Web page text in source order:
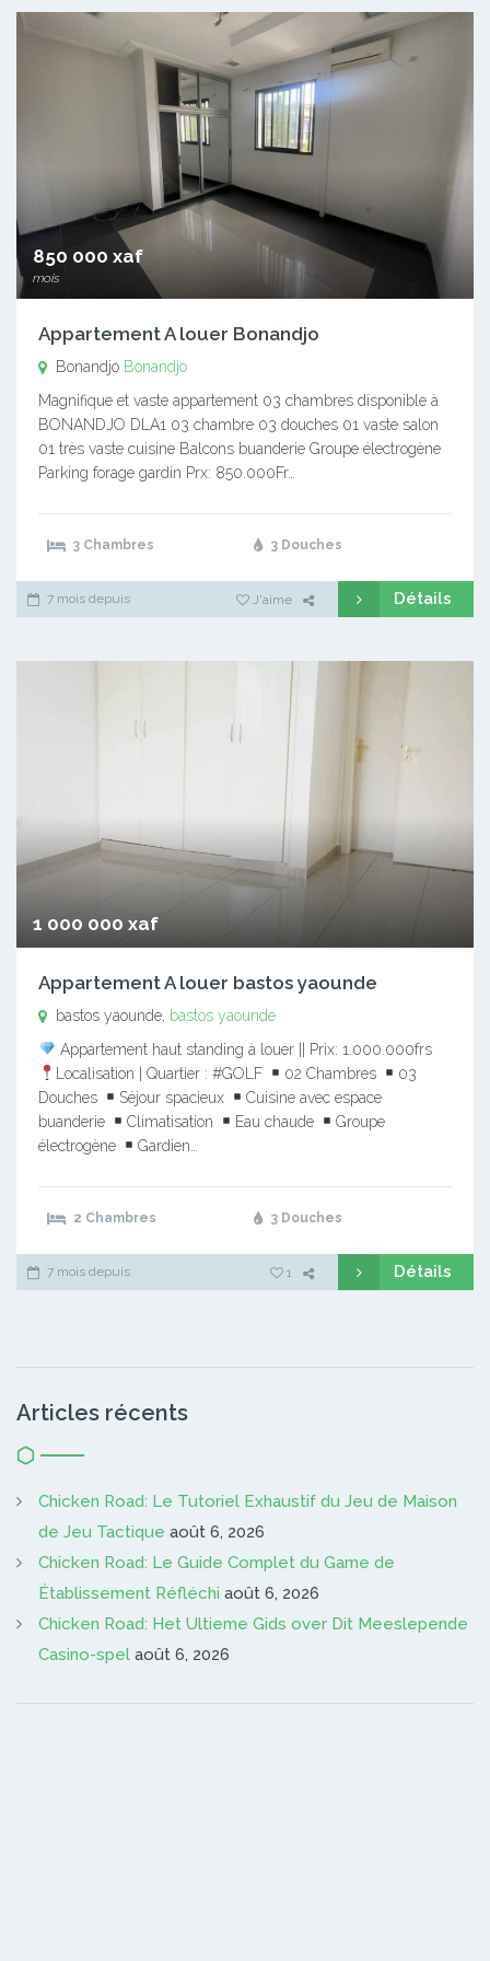
850 000 xaf
mois
Appartement A louer Bonandjo
Bonandjo Bonandjo
Magnifique et vaste appartement 03 chambres disponible à
BONANDJO DLA1 03 chambre 03 douches 01 vaste salon
01 très vaste cuisine Balcons buanderie Groupe électrogène
Parking forage gardin Prx: 850.000Fr…
3 Chambres 3 Douches
7 mois depuis J'aime Détails
1 000 000 xaf
Appartement A louer bastos yaounde
bastos yaounde, bastos yaounde
Appartement haut standing à louer || Prix: 1.000.000frs
Localisation | Quartier : #GOLF
02 Chambres
03
Douches
Séjour spacieux
Cuisine avec espace
buanderie
Climatisation Eau chaude
Groupe
électrogène
Gardien…
2 Chambres 3 Douches
7 mois depuis 1 Détails
Articles récents
Chicken Road: Le Tutoriel Exhaustif du Jeu de Maison
de Jeu Tactique août 6, 2026
Chicken Road: Le Guide Complet du Game de
Établissement Réfléchi août 6, 2026
Chicken Road: Het Ultieme Gids over Dit Meeslepende
Casino-spel août 6, 2026